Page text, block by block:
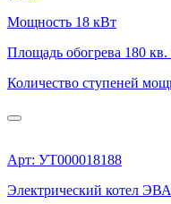
Мощность 18 кВт
Площадь обогрева 180 кв.
Количество ступеней
Арт: УТ000018188
Электрический котел